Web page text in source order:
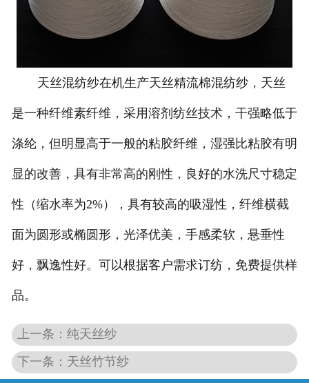
天丝
天丝混纺纱在机生产天丝精流棉混纺纱，天丝
是一种纤维素纤维，采用溶剂纺丝技术，干强略低于
涤纶，但明显高于一般的粘胶纤维，湿强比粘胶有明
显的改善，具有非常高的刚性，良好的水洗尺寸稳定
性（缩水率为2%），具有较高的吸湿性，纤维横截
面为圆形或椭圆形，光泽优美，手感柔软，悬垂性
好，飘逸性好。可以根据客户需求订纺，免费提供样
品。
上一条：纯天丝纱
下一条：天丝竹节纱